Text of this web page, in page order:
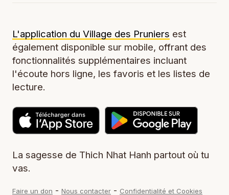
L'application du Village des Pruniers est
également disponible sur mobile, offrant des
fonctionnalités supplémentaires incluant
l'écoute hors ligne, les favoris et les listes de
lecture.
La sagesse de Thich Nhat Hanh partout où tu
vas.
Faire un don - Nous contacter - Confidentialité et Cookies